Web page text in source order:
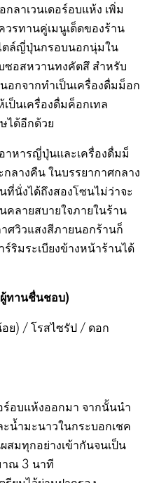
ลาเวนเดอร์อบแห้ง เพิ่ม
รทานคู่เมนูเด็ดของร้าน
ล์ญี่ปุ่นกรอบนอกนุ่มใน
ซอสหวานทงคัตสึ สำหรับ
อกจากทำเป็นเครื่องดื่มม็อก
ป็นเครื่องดื่มค็อกเทล
ได้อีกด้วย
าหารญี่ปุ่นและเครื่องดื่มม็
ลางคืน ในบรรยากาศกลาง
ที่นั่งได้ถึงสองโซนไม่ว่าจะ
คลายสบายใจภายในร้าน
ศวิวแสงสีภายนอกร้านก็
ริมระเบียงข้างหน้าร้านได้
ทานชื่นชอบ)
อย) / โรสไซรัป / ดอก
ร์อบแห้งออกมา จากนั้นนำ
น้ำมะนาวในกระบอกเชค
สมทุกอย่างเข้ากันจนเป็น
าณ 3 นาที